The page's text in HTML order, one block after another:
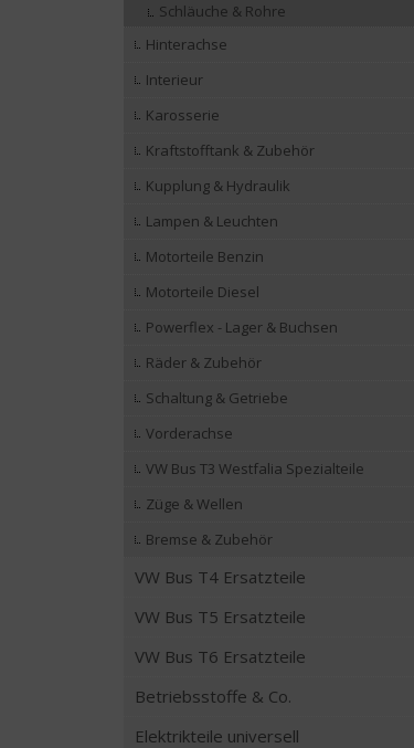
Schläuche & Rohre
Hinterachse
Interieur
Karosserie
Kraftstofftank & Zubehör
Kupplung & Hydraulik
Lampen & Leuchten
Motorteile Benzin
Motorteile Diesel
Powerflex - Lager & Buchsen
Räder & Zubehör
Schaltung & Getriebe
Vorderachse
VW Bus T3 Westfalia Spezialteile
Züge & Wellen
Bremse & Zubehör
VW Bus T4 Ersatzteile
VW Bus T5 Ersatzteile
VW Bus T6 Ersatzteile
Betriebsstoffe & Co.
Elektrikteile universell